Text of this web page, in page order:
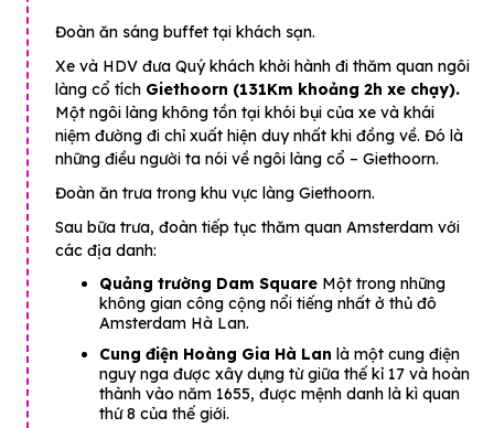
Đoàn ăn sáng buffet tại khách sạn.
Xe và HDV đưa Quý khách khởi hành đi thăm quan ngôi
làng cổ tích Giethoorn (131Km khoảng 2h xe chạy).
Một ngôi làng không tồn tại khói bụi của xe và khái
niệm đường đi chỉ xuất hiện duy nhất khi đồng về. Đó là
những điều người ta nói về ngôi làng cổ – Giethoorn.
Đoàn ăn trưa trong khu vực làng Giethoorn.
Sau bữa trưa, đoàn tiếp tục thăm quan Amsterdam với
các địa danh:
Quảng trường Dam Square Một trong những
không gian công cộng nổi tiếng nhất ở thủ đô
Amsterdam Hà Lan.
Cung điện Hoàng Gia Hà Lan là một cung điện
nguy nga được xây dựng từ giữa thế kỉ 17 và hoàn
thành vào năm 1655, được mệnh danh là kì quan
thứ 8 của thế giới.